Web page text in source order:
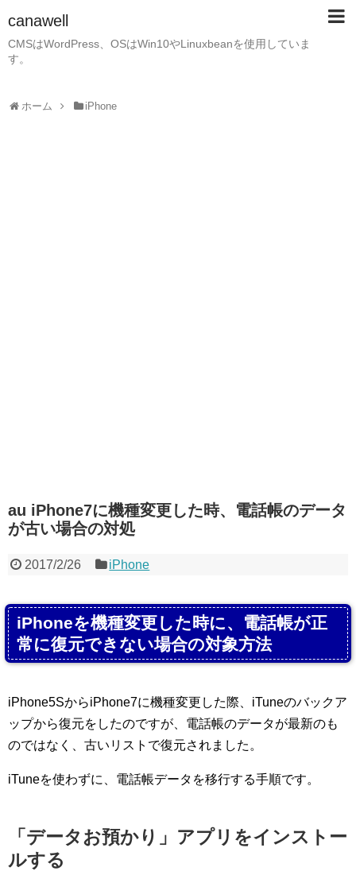
canawell
CMSはWordPress、OSはWin10やLinuxbeanを使用していま
す。
ホーム iPhone
au iPhone7に機種変更した時、電話帳のデータ
が古い場合の対処
2017/2/26 iPhone
iPhoneを機種変更した時に、電話帳が正
常に復元できない場合の対象方法
iPhone5SからiPhone7に機種変更した際、iTuneのバックア
ップから復元をしたのですが、電話帳のデータが最新のも
のではなく、古いリストで復元されました。
iTuneを使わずに、電話帳データを移行する手順です。
「データお預かり」アプリをインストー
ルする